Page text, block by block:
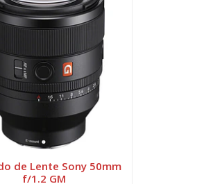
de Lente Sony 50mm
f/1.2 GM